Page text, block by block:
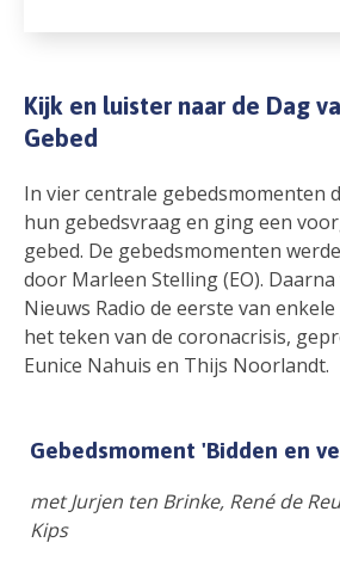
Kijk en luister naar de Dag
Gebed
In vier centrale gebedsmomenten
hun gebedsvraag en ging een
gebed. De gebedsmomenten
door Marleen Stelling (EO).
Nieuws Radio de eerste van
het teken van de coronacrisis,
Eunice Nahuis en Thijs Noorlandt.
Gebedsmoment 'Bidden en
met Jurjen ten Brinke, René de
Kips